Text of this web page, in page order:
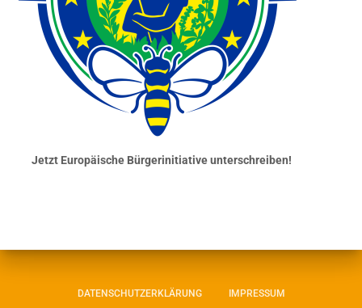
Jetzt Europäische Bürgerinitiative unterschreiben!
DATENSCHUTZERKLÄRUNG IMPRESSUM